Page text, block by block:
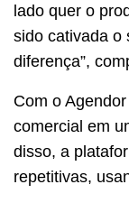
lado quer o
sido cativada o
diferença”,
Com o
comercial em
disso, a
repetitivas,